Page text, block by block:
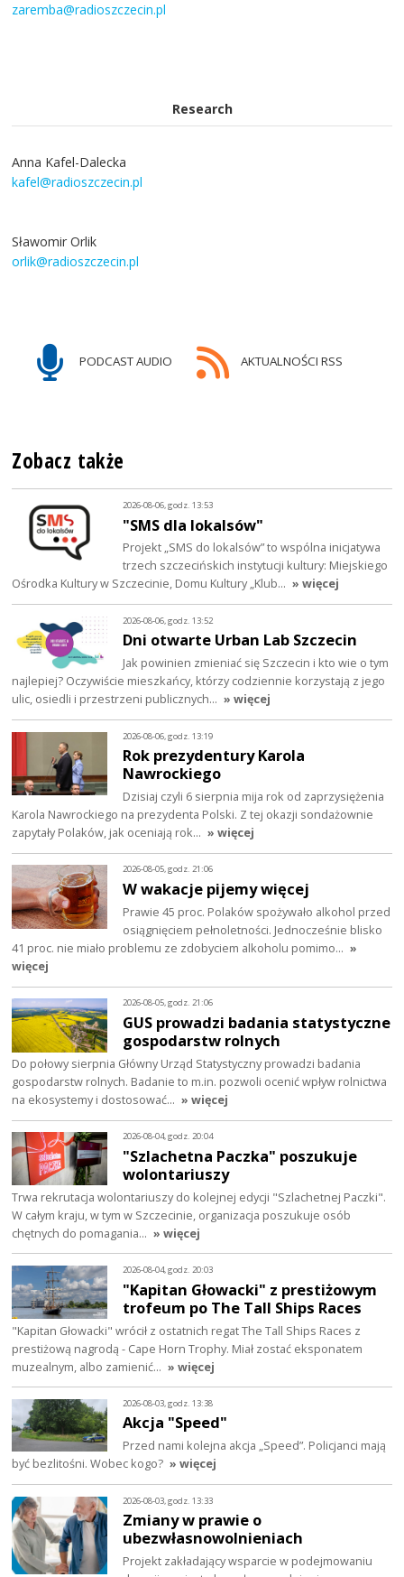
zaremba@radioszczecin.pl
Research
Anna Kafel-Dalecka
kafel@radioszczecin.pl
Sławomir Orlik
orlik@radioszczecin.pl
PODCAST AUDIO AKTUALNOŚCI RSS
Zobacz także
2026-08-06, godz. 13:53
"SMS dla lokalsów"
Projekt „SMS do lokalsów” to wspólna inicjatywa
trzech szczecińskich instytucji kultury: Miejskiego
Ośrodka Kultury w Szczecinie, Domu Kultury „Klub… » więcej
2026-08-06, godz. 13:52
Dni otwarte Urban Lab Szczecin
Jak powinien zmieniać się Szczecin i kto wie o tym
najlepiej? Oczywiście mieszkańcy, którzy codziennie korzystają z jego
ulic, osiedli i przestrzeni publicznych… » więcej
2026-08-06, godz. 13:19
Rok prezydentury Karola
Nawrockiego
Dzisiaj czyli 6 sierpnia mija rok od zaprzysiężenia
Karola Nawrockiego na prezydenta Polski. Z tej okazji sondażownie
zapytały Polaków, jak oceniają rok… » więcej
2026-08-05, godz. 21:06
W wakacje pijemy więcej
Prawie 45 proc. Polaków spożywało alkohol przed
osiągnięciem pełnoletności. Jednocześnie blisko
41 proc. nie miało problemu ze zdobyciem alkoholu pomimo… »
więcej
2026-08-05, godz. 21:06
GUS prowadzi badania statystyczne
gospodarstw rolnych
Do połowy sierpnia Główny Urząd Statystyczny prowadzi badania
gospodarstw rolnych. Badanie to m.in. pozwoli ocenić wpływ rolnictwa
na ekosystemy i dostosować… » więcej
2026-08-04, godz. 20:04
"Szlachetna Paczka" poszukuje
wolontariuszy
Trwa rekrutacja wolontariuszy do kolejnej edycji "Szlachetnej Paczki".
W całym kraju, w tym w Szczecinie, organizacja poszukuje osób
chętnych do pomagania… » więcej
2026-08-04, godz. 20:03
"Kapitan Głowacki" z prestiżowym
trofeum po The Tall Ships Races
"Kapitan Głowacki" wrócił z ostatnich regat The Tall Ships Races z
prestiżową nagrodą - Cape Horn Trophy. Miał zostać eksponatem
muzealnym, albo zamienić… » więcej
2026-08-03, godz. 13:38
Akcja "Speed"
Przed nami kolejna akcja „Speed”. Policjanci mają
być bezlitośni. Wobec kogo? » więcej
2026-08-03, godz. 13:33
Zmiany w prawie o
ubezwłasnowolnieniach
Projekt zakładający wsparcie w podejmowaniu